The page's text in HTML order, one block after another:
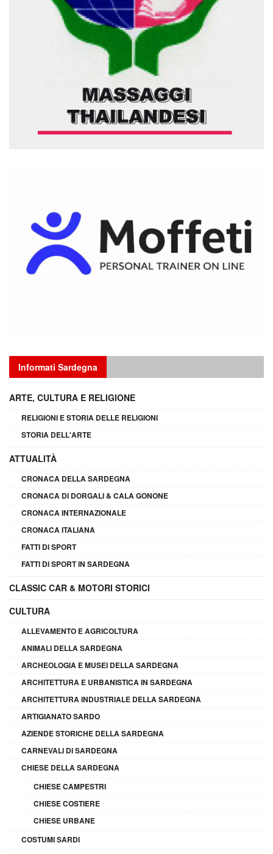
Informati Sardegna
ARTE, CULTURA E RELIGIONE
RELIGIONI E STORIA DELLE RELIGIONI
STORIA DELL'ARTE
ATTUALITÀ
CRONACA DELLA SARDEGNA
CRONACA DI DORGALI & CALA GONONE
CRONACA INTERNAZIONALE
CRONACA ITALIANA
FATTI DI SPORT
FATTI DI SPORT IN SARDEGNA
CLASSIC CAR & MOTORI STORICI
CULTURA
ALLEVAMENTO E AGRICOLTURA
ANIMALI DELLA SARDEGNA
ARCHEOLOGIA E MUSEI DELLA SARDEGNA
ARCHITETTURA E URBANISTICA IN SARDEGNA
ARCHITETTURA INDUSTRIALE DELLA SARDEGNA
ARTIGIANATO SARDO
AZIENDE STORICHE DELLA SARDEGNA
CARNEVALI DI SARDEGNA
CHIESE DELLA SARDEGNA
CHIESE CAMPESTRI
CHIESE COSTIERE
CHIESE URBANE
COSTUMI SARDI